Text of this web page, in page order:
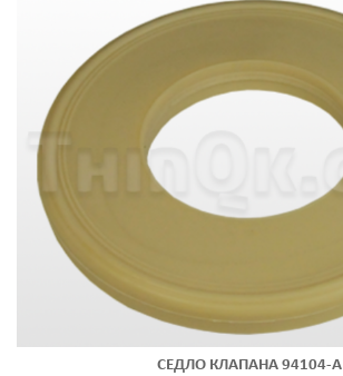
СЕДЛО КЛАПАНА 94104-A